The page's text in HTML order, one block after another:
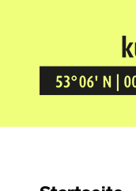
Kultur
BREMEN